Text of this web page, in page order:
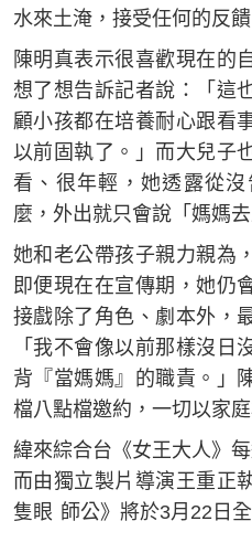
水來土淹，接受任何的反饋
陳明真表示很喜歡現在的
想了想告訴記者說：「這
顧小孩都在培養耐心跟看
以前固執了。」而大兒子
看、很年輕，她透露從
麼，外出就只會說「媽媽去
她和老公帶孩子親力親為
即便現在在宣傳期，她仍
接戲除了角色、劇本外，
「我不會像以前那樣沒日
背『當媽媽』的職責。」
檔八點檔邀約，一切以家庭
緯來綜合台《女王大人》
而由獨立製片導演王重正
隻眼 師公》將於3月22日全